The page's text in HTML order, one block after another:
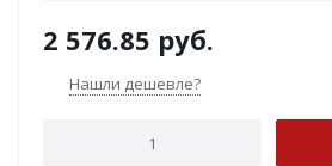
2 576.85 руб.
Нашли дешевле?